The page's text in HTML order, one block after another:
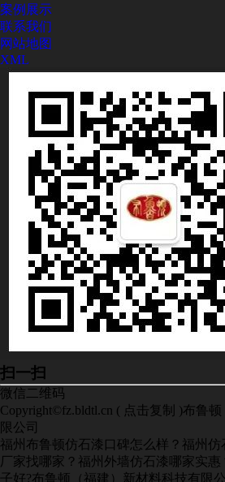
案例展示
联系我们
网站地图
XML
扫一扫
微信二维码
Copyright© fz.bldtl.cn ( 点击复制
)布鲁
限公司
福州布鲁顿仿石漆口碑怎么样？福州
厂家找哪家？福州外墙仿石漆哪家实
子好?布鲁顿（福建）新材料科技有限